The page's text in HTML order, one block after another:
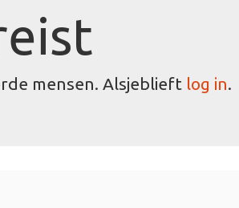
mensen. Alsjeblieft log in.